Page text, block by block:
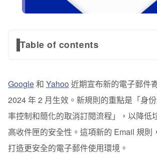
Table of contents
1. 寄件者身份驗證
3. 支援一鍵取消訂閱
攜手打造一個沒有垃圾郵件的使用環境！
Google和 Yahoo 近期宣布新的電子郵件
2024 年 2 月生效。新規則的重點是「身
率控制和簡化的取消訂閱流程」，以降低
高收件匣的安全性。這項新的 Email 規則
打造更安全的電子郵件使用環境。